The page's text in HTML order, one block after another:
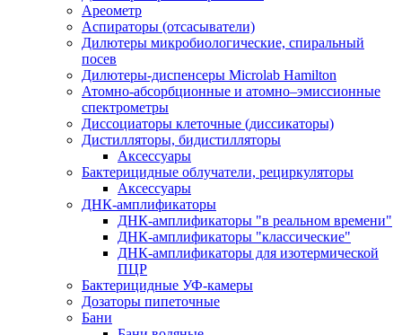
Ареометр
Аспираторы (отсасыватели)
Дилютеры микробиологические, спиральный
посев
Дилютеры-диспенсеры Microlab Hamilton
Атомно-абсорбционные и атомно–эмиссионные
спектрометры
Диссоциаторы клеточные (диссикаторы)
Дистилляторы, бидистилляторы
Аксессуары
Бактерицидные облучатели, рециркуляторы
Аксессуары
ДНК-амплификаторы
ДНК-амплификаторы "в реальном времени"
ДНК-амплификаторы "классические"
ДНК-амплификаторы для изотермической
ПЦР
Бактерицидные УФ-камеры
Дозаторы пипеточные
Бани